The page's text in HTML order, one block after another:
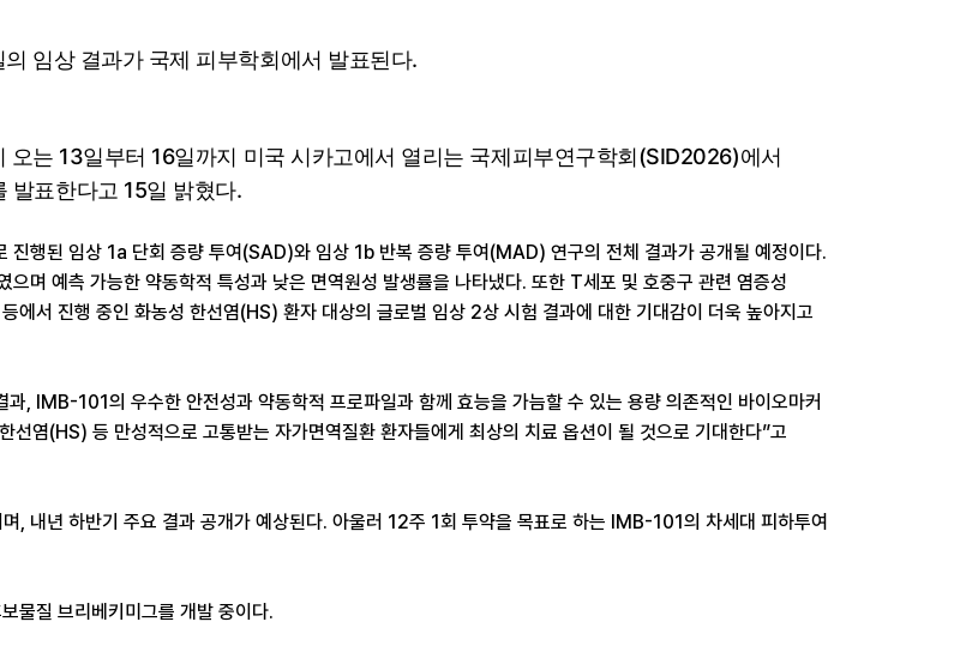
임상 결과가 국제 피부학회에서 발표된다.
는 13일부터 16일까지 미국 시카고에서 열리는 국제피부연구학회(SID2026)에서
발표한다고 15일 밝혔다.
행된 임상 1a 단회 증량 투여(SAD)와 임상 1b 반복 증량 투여(MAD) 연구의 전체 결과가 공개될 예정이다.
며 예측 가능한 약동학적 특성과 낮은 면역원성 발생률을 나타냈다. 또한 T세포 및 호중구 관련 염증성
에서 진행 중인 화농성 한선염(HS) 환자 대상의 글로벌 임상 2상 시험 결과에 대한 기대감이 더욱 높아지고
, IMB-101의 우수한 안전성과 약동학적 프로파일과 함께 효능을 가늠할 수 있는 용량 의존적인 바이오마커
염(HS) 등 만성적으로 고통받는 자가면역질환 환자들에게 최상의 치료 옵션이 될 것으로 기대한다”고
, 내년 하반기 주요 결과 공개가 예상된다. 아울러 12주 1회 투약을 목표로 하는 IMB-101의 차세대 피하투여
물질 브리베키미그를 개발 중이다.